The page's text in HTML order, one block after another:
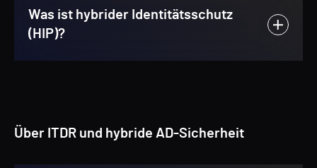
Was ist hybrider Identitätsschutz
(HIP)?
Über ITDR und hybride AD-Sicherheit